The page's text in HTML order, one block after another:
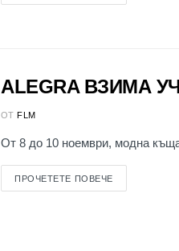
ALEGRA ВЗИМА
ОТ FLM
От 8 до 10 ноември, модна
ПРОЧЕТЕТЕ ПОВЕЧЕ